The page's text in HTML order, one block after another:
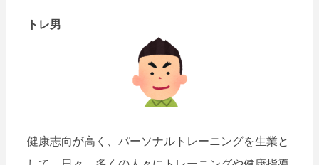
トレ男
健康志向が高く、パーソナルトレーニングを生業と